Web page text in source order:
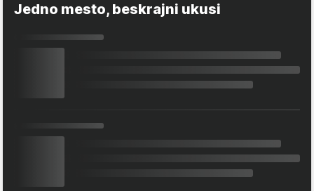
Jedno mesto, beskrajni ukusi